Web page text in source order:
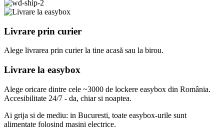
Livrare prin curier
Alege livrarea prin curierla tine acasă sau la birou.
Livrare la easybox
Alege oricare dintre cele ~3000 de lockere easybox din România.
Accesibilitate 24/7 - da, chiar si noaptea.
Ai grija si de mediu: in Bucuresti, toate easybox-urile sunt
alimentate folosind masini electrice.